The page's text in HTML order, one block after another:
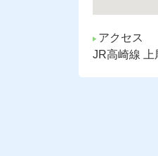
アクセス
JR高崎線 上